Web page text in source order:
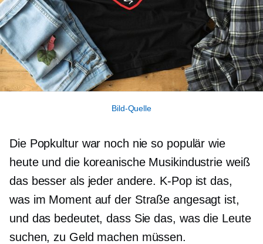
Bild-Quelle
Die Popkultur war noch nie so populär wie
heute und die koreanische Musikindustrie weiß
das besser als jeder andere. K-Popist das,
was im Moment auf der Straße angesagt ist,
und das bedeutet, dass Sie das, was die Leute
suchen, zu Geld machen müssen.